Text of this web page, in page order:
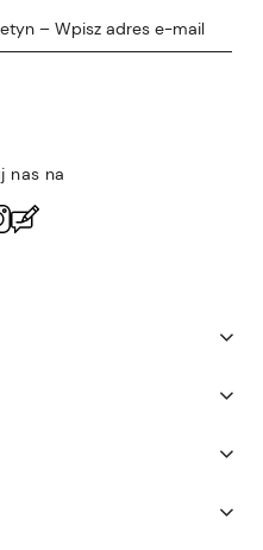
– Wpisz adres e-mail
nas na